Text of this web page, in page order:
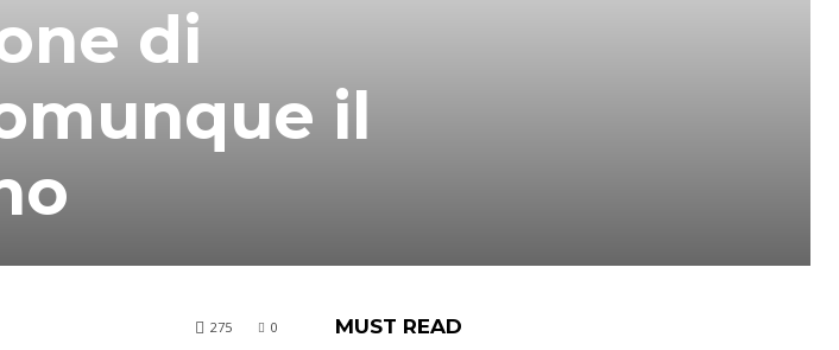
di
il
0
275 MUST READ